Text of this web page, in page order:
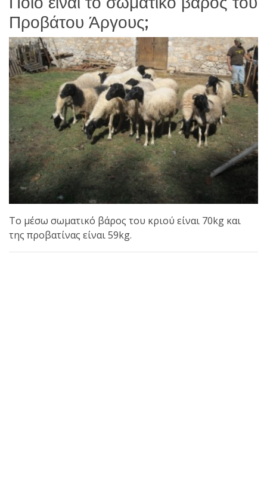
Προβάτου Άργους;
Το μέσω σωματικό βάρος του κριού είναι 70kg και
της προβατίνας είναι 59kg.